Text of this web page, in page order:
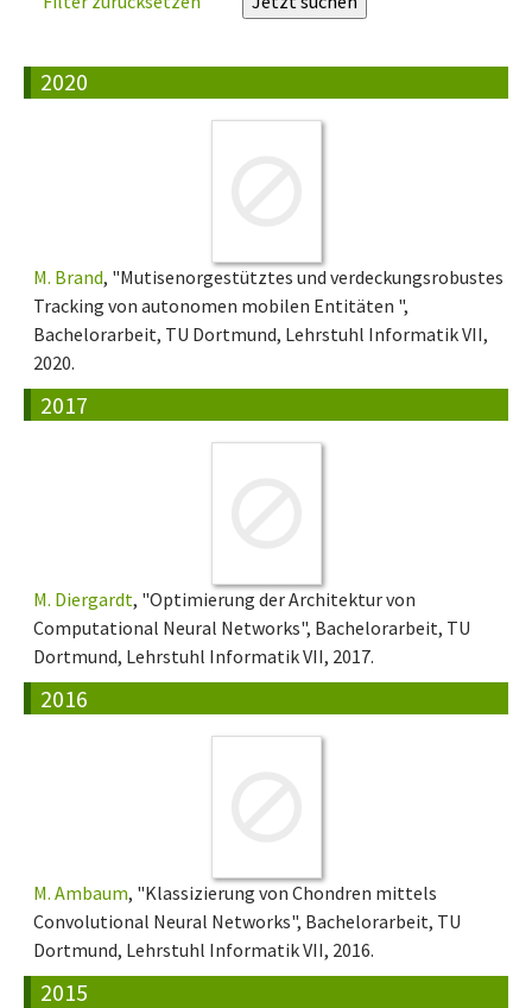
2020
M. Brand, "Mutisenorgestütztes und verdeckungsrobustes
Tracking von autonomen mobilen Entitäten ",
Bachelorarbeit, TU Dortmund, Lehrstuhl Informatik VII,
2020.
2017
M. Diergardt, "Optimierung der Architektur von
Computational Neural Networks", Bachelorarbeit, TU
Dortmund, Lehrstuhl Informatik VII, 2017.
2016
M. Ambaum, "Klassizierung von Chondren mittels
Convolutional Neural Networks", Bachelorarbeit, TU
Dortmund, Lehrstuhl Informatik VII, 2016.
2015